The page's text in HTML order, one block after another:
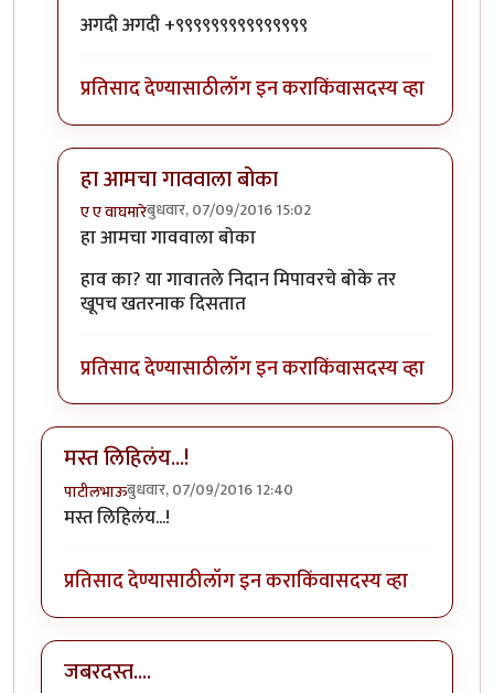
अगदी अगदी +९९९९९९९९९९९९९९९
प्रतिसाद देण्यासाठीलॉग इन कराकिंवासदस्य व्हा
हा आमचा गाववाला बोका
ए ए वाघमारेबुधवार, 07/09/2016 15:02
In reply toआज एक गोष्ट मी जाहीर करू
हा आमचा गाववाला बोका
हाव का? या गावातले निदान मिपावरचे बोके तर
खूपच खतरनाक दिसतात
प्रतिसाद देण्यासाठीलॉग इन कराकिंवासदस्य व्हा
मस्त लिहिलंय...!
पाटीलभाऊबुधवार, 07/09/2016 12:40
मस्त लिहिलंय...!
प्रतिसाद देण्यासाठीलॉग इन कराकिंवासदस्य व्हा
जबरदस्त....